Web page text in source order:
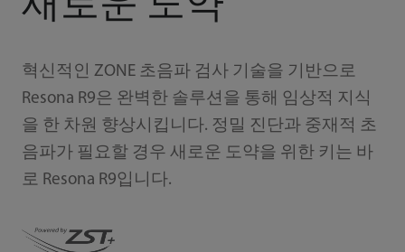
혁신적인 ZONE 초음파 검사 기술을 기반으로
Resona R9은 완벽한 솔루션을 통해 임상적 지식
을 한 차원 향상시킵니다. 정밀 진단과 중재적 초
음파가 필요할 경우 새로운 도약을 위한 키는 바
로 Resona R9입니다.